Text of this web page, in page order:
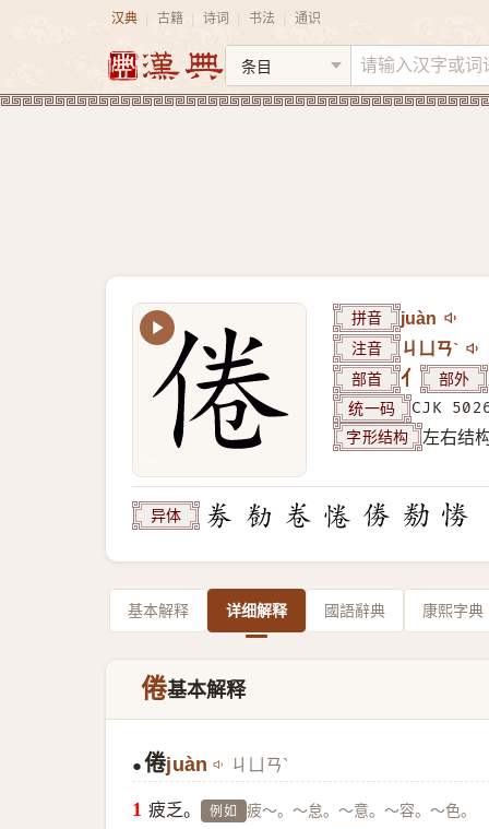
汉典 古籍 诗词 书法 通识
拼音 juàn
注音 ㄐㄩㄢˋ
部首 亻 部外
统一码 CJK
字形结构 左右结
异体
基本解释 详细解释 國語辭典 康熙字典
倦基本解释
● 倦juàn ㄐㄩㄢˋ
疲乏。 例如 疲～。～怠。～意。～容。～色。